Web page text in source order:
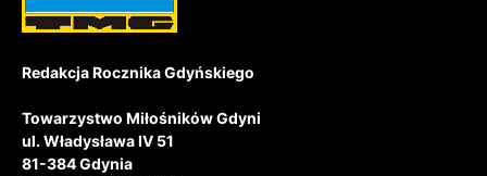
Redakcja Rocznika Gdyńskiego
Towarzystwo Miłośników Gdyni
ul. Władysława IV 51
81-384 Gdynia